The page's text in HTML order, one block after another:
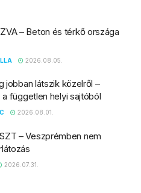
– Beton és térkő országa
2026.08.05.
jobban látszik közelről –
független helyi sajtóból
2026.08.01.
– Veszprémben nem
2026.07.31.